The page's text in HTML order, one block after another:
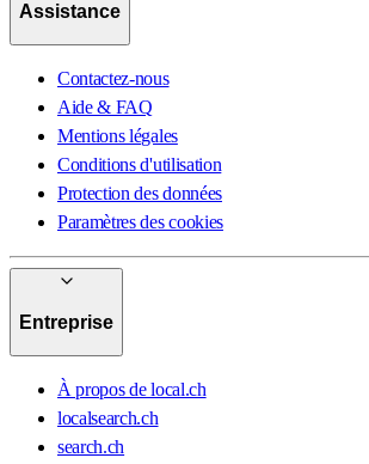
Assistance
Contactez-nous
Aide & FAQ
Mentions légales
Conditions d'utilisation
Protection des données
Paramètres des cookies
Entreprise
À propos de local.ch
localsearch.ch
search.ch